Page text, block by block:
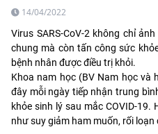
14/04/2022
Virus SARS-CoV-2 không chỉ
chung mà còn tấn công sức
bệnh nhân được điều trị khỏi.
Khoa nam học (BV Nam học và
đây mỗi ngày tiếp nhận trung
khỏe sinh lý sau mắc COVID-19.
như suy giảm ham muốn, rối